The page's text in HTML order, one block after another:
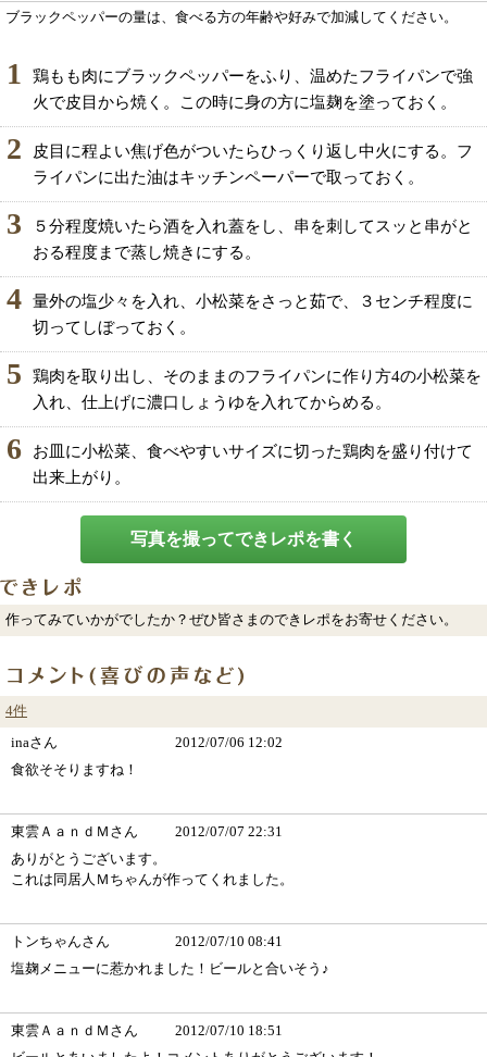
ブラックペッパーの量は、食べる方の年齢や好みで加減してください。
1
鶏もも肉にブラックペッパーをふり、温めたフライパンで強
火で皮目から焼く。この時に身の方に塩麹を塗っておく。
2
皮目に程よい焦げ色がついたらひっくり返し中火にする。フ
ライパンに出た油はキッチンペーパーで取っておく。
3
５分程度焼いたら酒を入れ蓋をし、串を刺してスッと串がと
おる程度まで蒸し焼きにする。
4
量外の塩少々を入れ、小松菜をさっと茹で、３センチ程度に
切ってしぼっておく。
5
鶏肉を取り出し、そのままのフライパンに作り方4の小松菜を
入れ、仕上げに濃口しょうゆを入れてからめる。
6
お皿に小松菜、食べやすいサイズに切った鶏肉を盛り付けて
出来上がり。
写真を撮ってできレポを書く
作ってみていかがでしたか？ぜひ皆さまのできレポをお寄せください。
4件
inaさん
2012/07/06 12:02
食欲そそりますね！
東雲ＡａｎｄＭさん
2012/07/07 22:31
ありがとうございます。
これは同居人Ｍちゃんが作ってくれました。
トンちゃんさん
2012/07/10 08:41
塩麹メニューに惹かれました！ビールと合いそう♪
東雲ＡａｎｄＭさん
2012/07/10 18:51